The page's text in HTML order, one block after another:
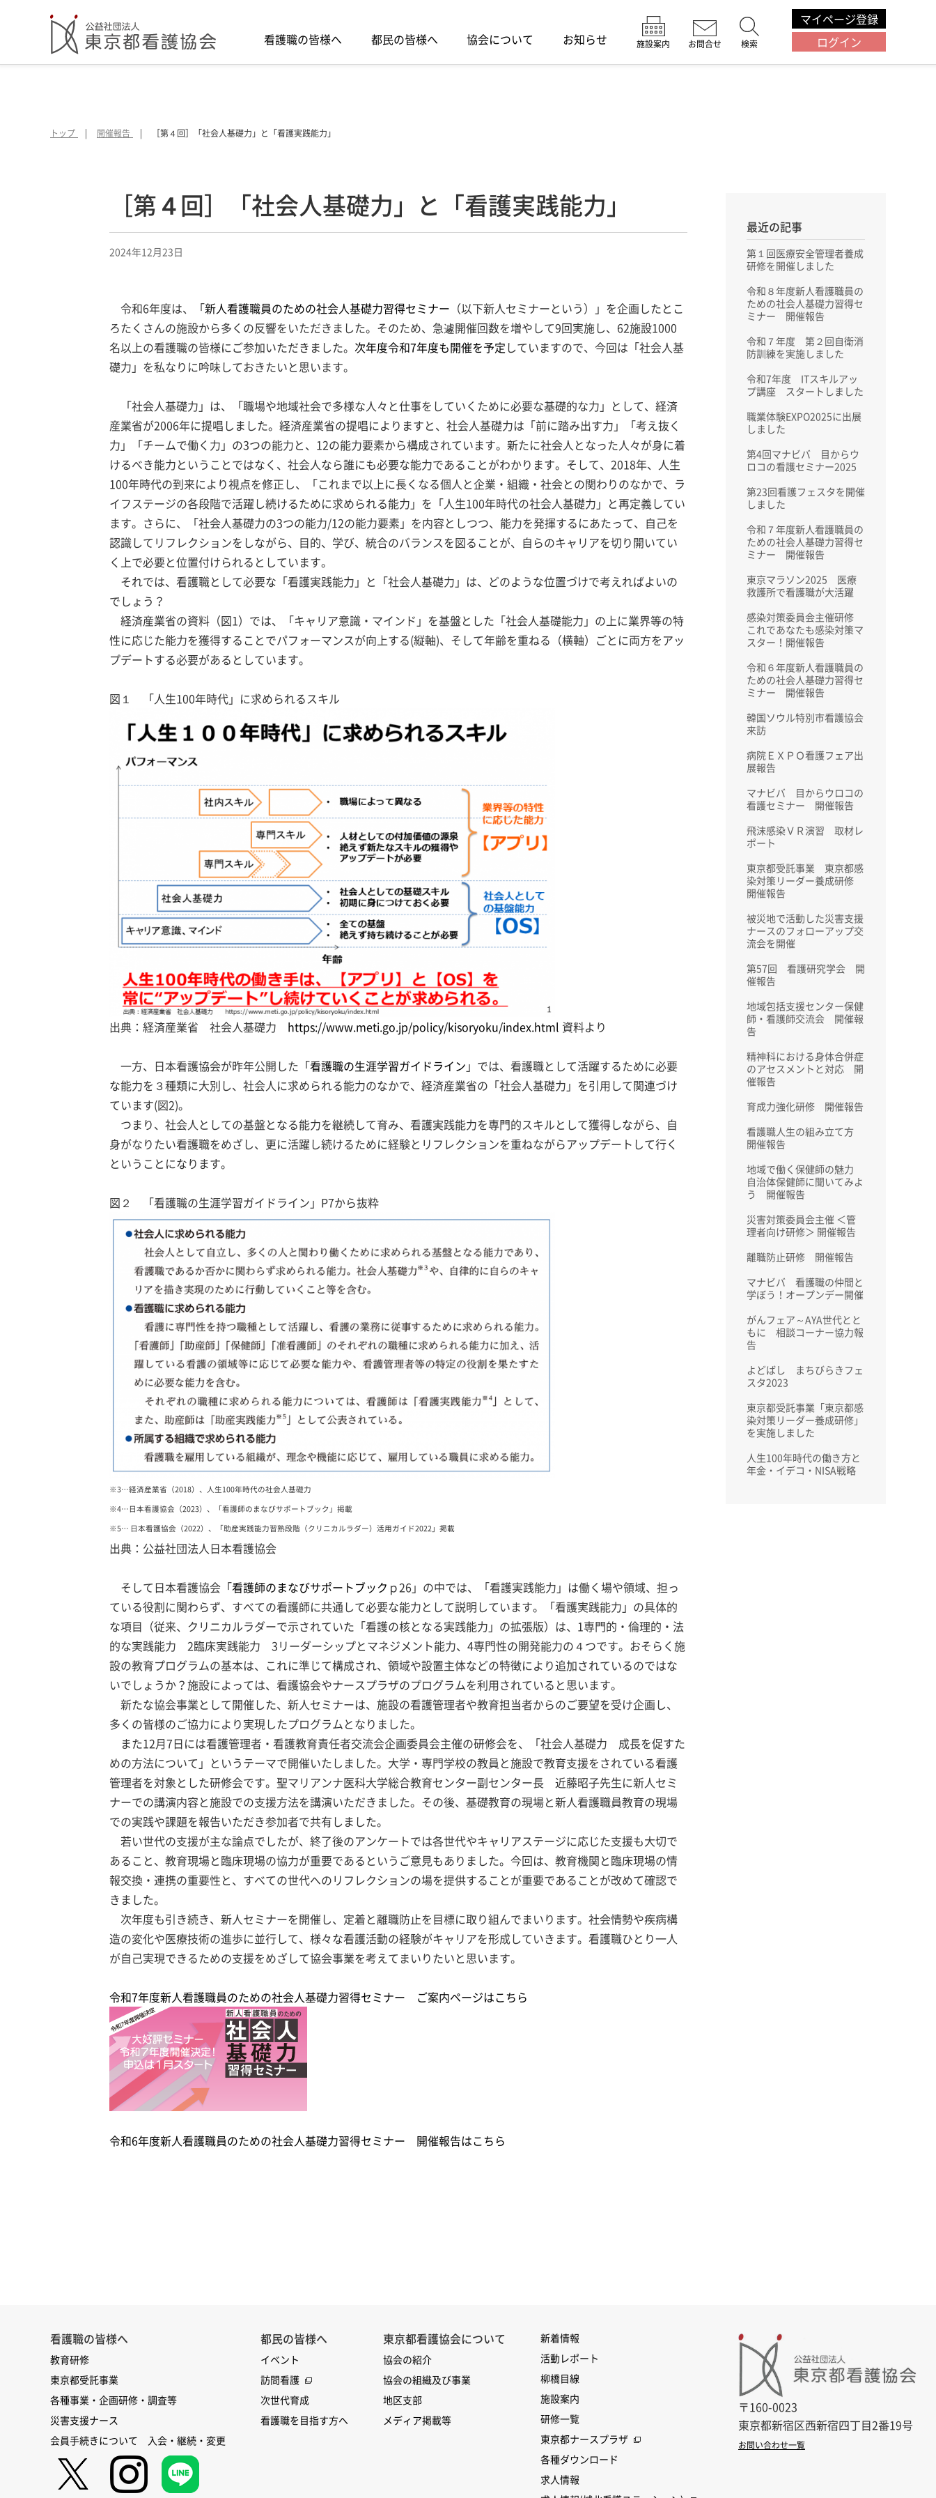
看護職の皆様へ 都民の皆様へ 協会について お知らせ 施設案内 お問合せ 検索
マイページ登録
ログイン
トップ 開催報告 ［第４回］「社会人基礎力」と「看護実践能力」
［第４回］「社会人基礎力」と「看護実践能力」
2024年12月23日
令和6年度は、「新人看護職員のための社会人基礎力習得セミナー （以下新人セミナーという）」を企画したとこ
ろたくさんの施設から多くの反響をいただきました。そのため、急遽開催回数を増やして9回実施し、62施設1000
名以上の看護職の皆様にご参加いただきました。 次年度令和7年度も開催を予定していますので、今回は「社会人基
礎力」を私なりに吟味しておきたいと思います。
「社会人基礎力」は、「職場や地域社会で多様な人々と仕事をしていくために必要な基礎的な力」として、経済
産業省が2006年に提唱しました。経済産業省の提唱によりますと、社会人基礎力は「前に踏み出す力」「考え抜く
力」「チームで働く力」の3つの能力と、12の能力要素から構成されています。新たに社会人となった人々が身に着
けるべき能力ということではなく、社会人なら誰にも必要な能力であることがわかります。そして、2018年、人生
100年時代の到来により視点を修正し、「これまで以上に長くなる個人と企業・組織・社会との関わりのなかで、ラ
イフステージの各段階で活躍し続けるために求められる能力」を「人生100年時代の社会人基礎力」と再定義してい
ます。さらに、「社会人基礎力の3つの能力/12の能力要素」を内容としつつ、能力を発揮するにあたって、自己を
認識してリフレクションをしながら、目的、学び、統合のバランスを図ることが、自らのキャリアを切り開いてい
く上で必要と位置付けられるとしています。
それでは、看護職として必要な「看護実践能力」と「社会人基礎力」は、どのような位置づけで考えればよいの
でしょう？
経済産業省の資料（図1）では、「キャリア意識・マインド」を基盤とした「社会人基礎能力」の上に業界等の特
性に応じた能力を獲得することでパフォーマンスが向上する(縦軸)、そして年齢を重ねる（横軸）ごとに両方をアッ
プデートする必要があるとしています。
図１ 「人生100年時代」に求められるスキル
出典：経済産業省 社会人基礎力 https://www.meti.go.jp/policy/kisoryoku/index.html 資料より
一方、日本看護協会が昨年公開した「看護職の生涯学習ガイドライン 」では、看護職として活躍するために必要
な能力を３種類に大別し、社会人に求められる能力のなかで、経済産業省の「社会人基礎力」を引用して関連づけ
ています(図2)。
つまり、社会人としての基盤となる能力を継続して育み、看護実践能力を専門的スキルとして獲得しながら、自
身がなりたい看護職をめざし、更に活躍し続けるために経験とリフレクションを重ねながらアップデートして行く
ということになります。
図２ 「看護職の生涯学習ガイドライン」P7から抜粋
※3…経済産業省（2018）、人生100年時代の社会人基礎力
※4…日本看護協会（2023）、「看護師のまなびサポートブック」掲載
※5… 日本看護協会（2022）、「助産実践能力習熟段階（クリニカルラダー）活用ガイド2022」掲載
出典：公益社団法人日本看護協会
そして日本看護協会「看護師のまなびサポートブック ｐ26」の中では、「看護実践能力」は働く場や領域、担っ
ている役割に関わらず、すべての看護師に共通して必要な能力として説明しています。「看護実践能力」の具体的
な項目（従来、クリニカルラダーで示されていた「看護の核となる実践能力」の拡張版）は、1専門的・倫理的・法
的な実践能力 2臨床実践能力 3リーダーシップとマネジメント能力、4専門性の開発能力の４つです。おそらく施
設の教育プログラムの基本は、これに準じて構成され、領域や設置主体などの特徴により追加されているのではな
いでしょうか？施設によっては、看護協会やナースプラザのプログラムを利用されていると思います。
新たな協会事業として開催した、新人セミナーは、施設の看護管理者や教育担当者からのご要望を受け企画し、
多くの皆様のご協力により実現したプログラムとなりました。
また12月7日には看護管理者・看護教育責任者交流会企画委員会主催の研修会を、「社会人基礎力 成長を促すた
めの方法について」というテーマで開催いたしました。大学・専門学校の教員と施設で教育支援をされている看護
管理者を対象とした研修会です。聖マリアンナ医科大学総合教育センター副センター長 近藤昭子先生に新人セミ
ナーでの講演内容と施設での支援方法を講演いただきました。その後、基礎教育の現場と新人看護職員教育の現場
での実践や課題を報告いただき参加者で共有しました。
若い世代の支援が主な論点でしたが、終了後のアンケートでは各世代やキャリアステージに応じた支援も大切で
あること、教育現場と臨床現場の協力が重要であるというご意見もありました。今回は、教育機関と臨床現場の情
報交換・連携の重要性と、すべての世代へのリフレクションの場を提供することが重要であることが改めて確認で
きました。
次年度も引き続き、新人セミナーを開催し、定着と離職防止を目標に取り組んでまいります。社会情勢や疾病構
造の変化や医療技術の進歩に並行して、様々な看護活動の経験がキャリアを形成していきます。看護職ひとり一人
が自己実現できるための支援をめざして協会事業を考えてまいりたいと思います。
令和7年度新人看護職員のための社会人基礎力習得セミナー ご案内ページはこちら
令和6年度新人看護職員のための社会人基礎力習得セミナー 開催報告はこちら
最近の記事
第１回医療安全管理者養成
研修を開催しました
令和８年度新人看護職員の
ための社会人基礎力習得セ
ミナー 開催報告
令和７年度 第２回自衛消
防訓練を実施しました
令和7年度 ITスキルアッ
プ講座 スタートしました
職業体験EXPO2025に出展
しました
第4回マナビバ 目からウ
ロコの看護セミナー2025
第23回看護フェスタを開催
しました
令和７年度新人看護職員の
ための社会人基礎力習得セ
ミナー 開催報告
東京マラソン2025 医療
救護所で看護職が大活躍
感染対策委員会主催研修
これであなたも感染対策マ
スター！開催報告
令和６年度新人看護職員の
ための社会人基礎力習得セ
ミナー 開催報告
韓国ソウル特別市看護協会
来訪
病院ＥＸＰＯ看護フェア出
展報告
マナビバ 目からウロコの
看護セミナー 開催報告
飛沫感染ＶＲ演習 取材レ
ポート
東京都受託事業 東京都感
染対策リーダー養成研修
開催報告
被災地で活動した災害支援
ナースのフォローアップ交
流会を開催
第57回 看護研究学会 開
催報告
地域包括支援センター保健
師・看護師交流会 開催報
告
精神科における身体合併症
のアセスメントと対応 開
催報告
育成力強化研修 開催報告
看護職人生の組み立て方
開催報告
地域で働く保健師の魅力
自治体保健師に聞いてみよ
う 開催報告
災害対策委員会主催 ＜管
理者向け研修＞ 開催報告
離職防止研修 開催報告
マナビバ 看護職の仲間と
学ぼう！オープンデー開催
がんフェア～AYA世代とと
もに 相談コーナー協力報
告
よどばし まちびらきフェ
スタ2023
東京都受託事業「東京都感
染対策リーダー養成研修」
を実施しました
人生100年時代の働き方と
年金・イデコ・NISA戦略
看護職の皆様へ
教育研修
東京都受託事業
各種事業・企画研修・調査等
災害支援ナース
会員手続きについて 入会・継続・変更
都民の皆様へ
イベント
訪問看護
次世代育成
看護職を目指す方へ
東京都看護協会について
協会の紹介
協会の組織及び事業
地区支部
メディア掲載等
新着情報
活動レポート
柳橋目線
施設案内
研修一覧
東京都ナースプラザ
各種ダウンロード
求人情報
〒160-0023
東京都新宿区西新宿四丁目2番19号
お問い合わせ一覧